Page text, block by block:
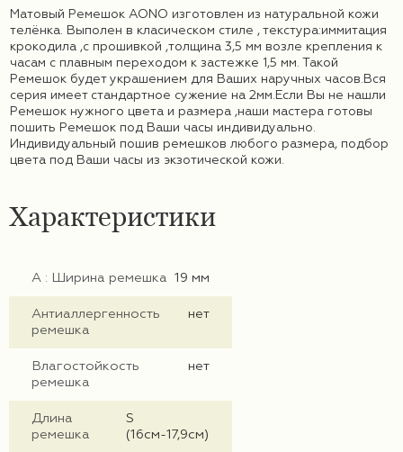
Матовый Ремешок AONO изготовлен из натуральной кожи
телёнка. Выполен в класическом стиле , текстура:иммитация
крокодила ,с прошивкой ,толщина 3,5 мм возле крепления к
часам с плавным переходом к застежке 1,5 мм. Такой
Ремешок будет украшением для Ваших наручных часов.Вся
серия имеет стандартное сужение на 2мм.Eсли Вы не нашли
Ремешок нужного цвета и размера ,наши мастера готовы
пошить Ремешок под Ваши часы индивидуально.
Индивидуальный пошив ремешков любого размера, подбор
цвета под Ваши часы из экзотической кожи.
Характеристики
А : Ширина ремешка 19 мм
Антиаллергенность
ремешка
нет
Влагостойкость
ремешка
нет
Длина
ремешка
S
(16см-17,9см)